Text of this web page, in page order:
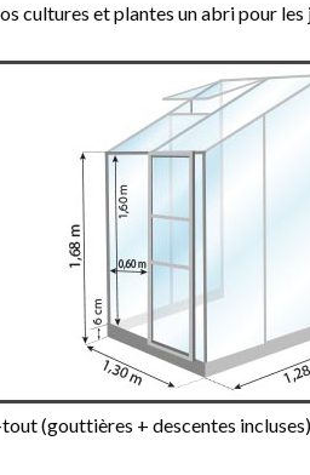
cultures et plantes un abri pour les
(gouttières + descentes